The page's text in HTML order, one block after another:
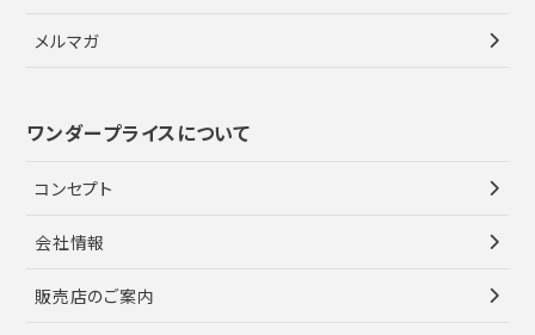
メルマガ
ワンダープライスについて
コンセプト
会社情報
販売店のご案内